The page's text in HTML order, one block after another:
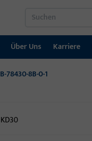
Über Uns Karriere
B-78430-8B-0-1